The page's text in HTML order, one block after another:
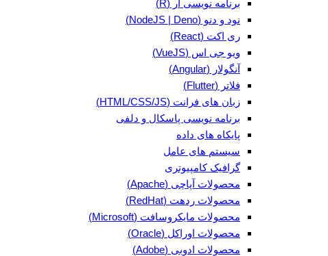
برنامه نویسی آر (R)
نود و دنو (NodeJS | Deno)
ری اکت (React)
ویو جی اس (VueJS)
آنگولار (Angular)
فلاتر (Flutter)
زبان های فرانت (HTML/CSS/JS)
برنامه نویسی پاسکال و دلفی
پایکاه های داده
سیستم های عامل
گرافیک کامپیوتری
محصولات آپاچی (Apache)
محصولات ردهت (RedHat)
محصولات مایکروسافت (Microsoft)
محصولات اوراکل (Oracle)
محصولات ادوبی (Adobe)